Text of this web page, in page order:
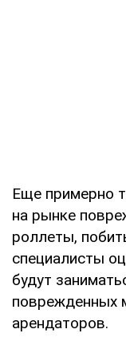
Еще примерно
на рынке
роллеты,
специалисты
будут
поврежденных
арендаторов.